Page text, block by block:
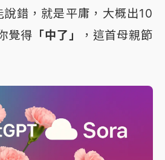
錯，就是平庸，大概出10
覺得 「中了」
，這首母親節